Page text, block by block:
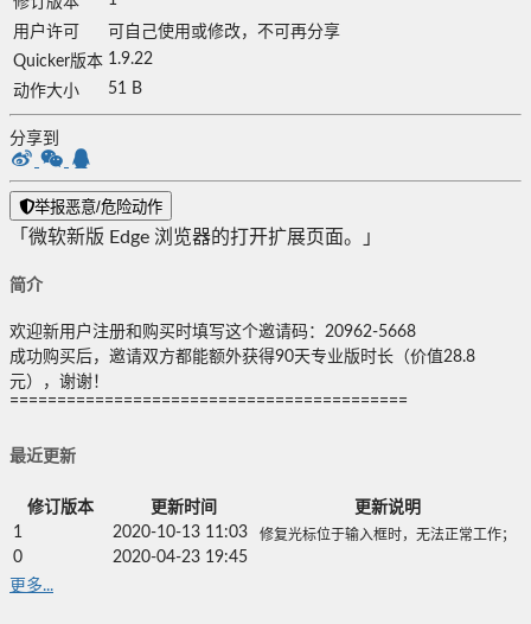
用户许可
可自己使用或修改，不可再分享
Quicker版本 1.9.22
动作大小
51 B
分享到
举报恶意/危险动作
「微软新版 Edge 浏览器的打开扩展页面。」
简介
欢迎新用户注册和购买时填写这个邀请码：20962-5668
成功购买后，邀请双方都能额外获得90天专业版时长（价值28.8
元），谢谢！
==========================================
最近更新
修订版本 更新时间
更新说明
1
2020-10-13 11:03 修复光标位于输入框时，无法正常工作；
0
2020-04-23 19:45
更多...